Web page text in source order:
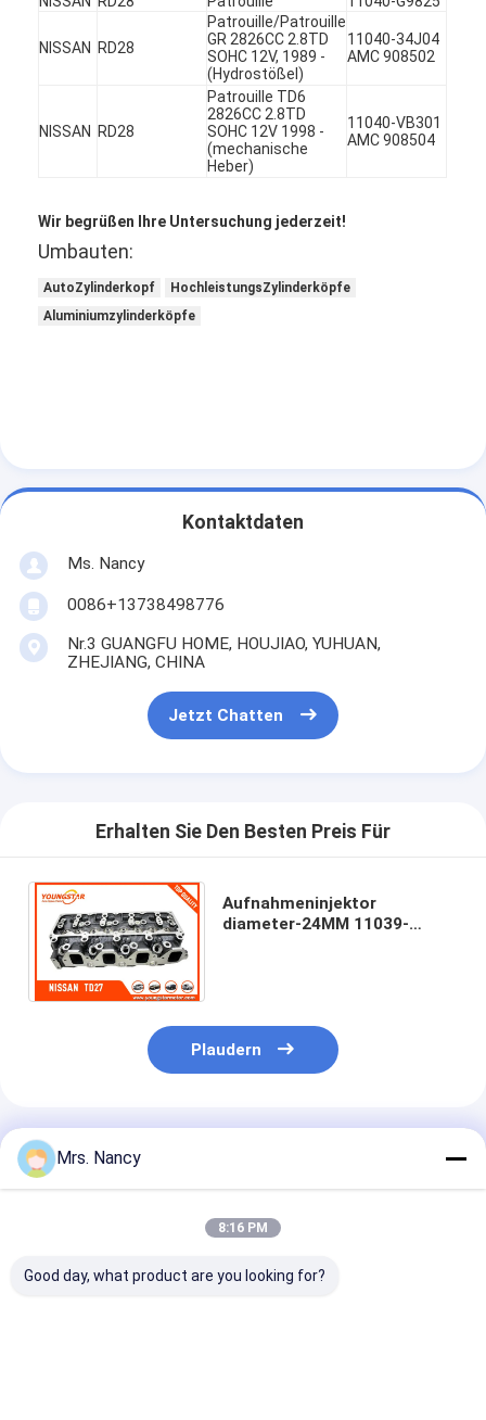
Kontakt mit uns
SCHLIESSEN SIE ZYLINDERKOPF AB
Maschinen-Schwinghebel
Automotor-Ventile
Zylinderkopf-Reparaturen
KURBELWELLEN-FLASCHENZUG
Auto-Lenkpumpe
Kraftfahrzeugmotor-Teile
Motorventil-Klopf
NISSAN RD28
Patrouille/Patrouille
GR 2826CC 2.8TD
SOHC 12V, 1989 -
(Hydrostößel)
11040-34J04
AMC 908502
NISSAN RD28
Patrouille TD6
2826CC 2.8TD
SOHC 12V 1998 -
(mechanische
Heber)
11040-VB301
AMC 908504
Wir begrüßen Ihre Untersuchung jederzeit!
Umbauten:
AutoZylinderkopf
HochleistungsZylinderköpfe
Aluminiumzylinderköpfe
Kontaktdaten
Ms. Nancy
0086+13738498776
Nr.3 GUANGFU HOME, HOUJIAO, YUHUAN,
ZHEJIANG, CHINA
Jetzt Chatten
Erhalten Sie Den Besten Preis Für
Aufnahmeninjektor
diameter-24MM 11039-
Plaudern
Empfohlene Produkte
Mrs. Nancy
8:16 PM
Good day, what product are you looking for?